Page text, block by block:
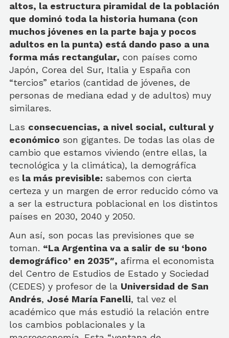
altos, la estructura piramidal de la población
que dominó toda la historia humana (con
muchos jóvenes en la parte baja y pocos
adultos en la punta) está dando paso a una
forma más rectangular, con países como
Japón, Corea del Sur, Italia y España con
“tercios” etarios (cantidad de jóvenes, de
personas de mediana edad y de adultos) muy
similares.
Las consecuencias, a nivel social, cultural y
económico son gigantes. De todas las olas de
cambio que estamos viviendo (entre ellas, la
tecnológica y la climática), la demográfica
es la más previsible: sabemos con cierta
certeza y un margen de error reducido cómo va
a ser la estructura poblacional en los distintos
países en 2030, 2040 y 2050.
Aun así, son pocas las previsiones que se
toman. “La Argentina va a salir de su ‘bono
demográfico’ en 2035″, afirma el economista
del Centro de Estudios de Estado y Sociedad
(CEDES) y profesor de la Universidad de San
Andrés, José María Fanelli, tal vez el
académico que más estudió la relación entre
los cambios poblacionales y la